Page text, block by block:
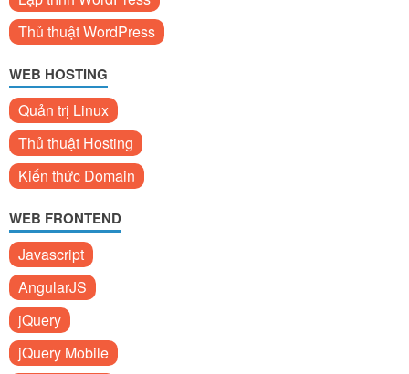
Thủ thuật WordPress
WEB HOSTING
Quản trị Linux
Thủ thuật Hosting
Kiến thức Domain
WEB FRONTEND
Javascript
AngularJS
jQuery
jQuery Mobile